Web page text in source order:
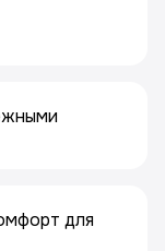
для